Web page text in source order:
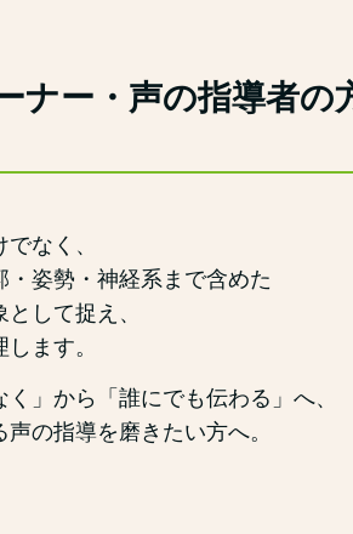
ナー・声の指導者の
なく、
・姿勢・神経系まで含めた
して捉え、
ます。
く」から「誰にでも伝わる」へ、
の指導を磨きたい方へ。